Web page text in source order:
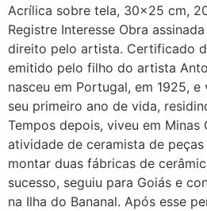
Acrílica sobre tela, 30×25 cm,
Registre Interesse Obra
direito pelo artista. Certificado
emitido pelo filho do artista
nasceu em Portugal, em 1925,
seu primeiro ano de vida,
Tempos depois, viveu em Minas
atividade de ceramista de
montar duas fábricas de
sucesso, seguiu para Goiás e
na Ilha do Bananal. Após esse